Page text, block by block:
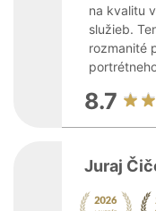
na kvalitu
služieb.
rozmanité
8.7
Juraj